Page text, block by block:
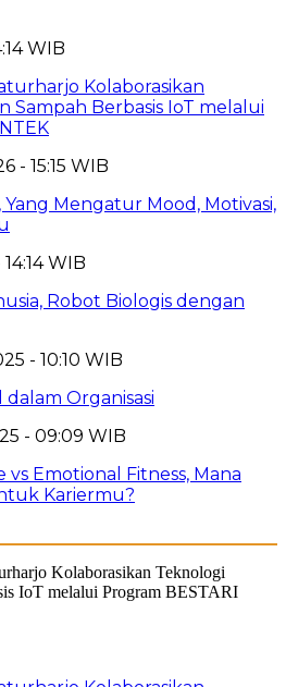
WIB
Kolaborasikan
Sampah Berbasis IoT melalui
- 15:15 WIB
Mengatur Mood, Motivasi,
WIB
Robot Biologis dengan
- 10:10 WIB
dalam Organisasi
- 09:09 WIB
Emotional Fitness, Mana
Kariermu?